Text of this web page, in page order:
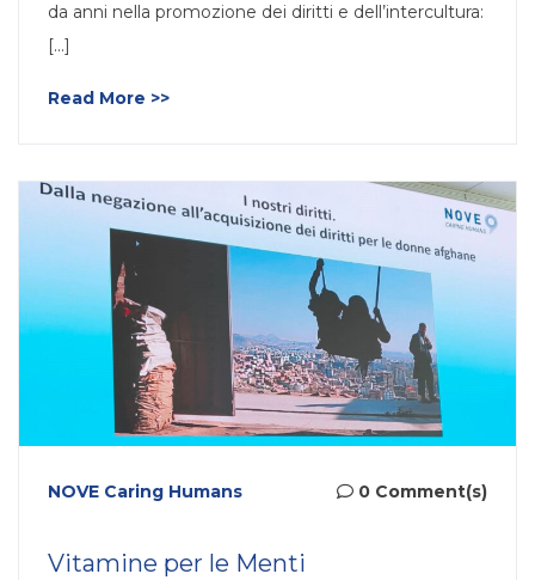
da anni nella promozione dei diritti e dell’intercultura:
[...]
Read More >>
NOVE Caring Humans 0 Comment(s)
Vitamine per le Menti